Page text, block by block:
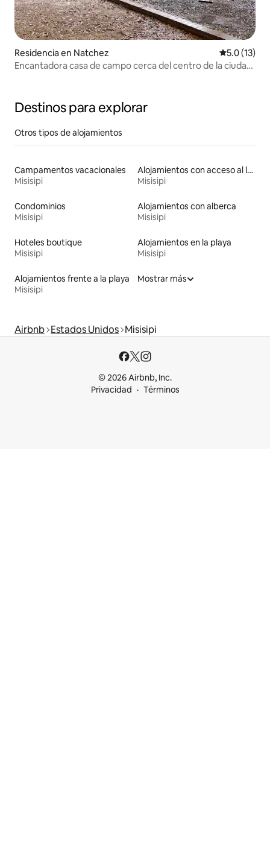
Residencia en Natchez Calificación
5.0 (13)
Encantadora casa de campo cerca del centro de la ciudad
Destinos para explorar
Otros tipos de alojamientos
Campamentos vacacionales
Misisipi
Alojamientos con acceso al lago
Misisipi
Condominios
Misisipi
Alojamientos con alberca
Misisipi
Hoteles boutique
Misisipi
Alojamientos en la playa
Misisipi
Alojamientos frente a la playa
Misisipi
Mostrar más
Airbnb Estados Unidos Misisipi
© 2026 Airbnb, Inc.
Privacidad
Términos